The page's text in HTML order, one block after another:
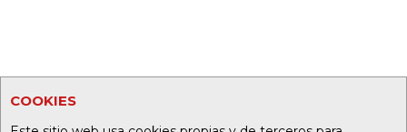
COOKIES